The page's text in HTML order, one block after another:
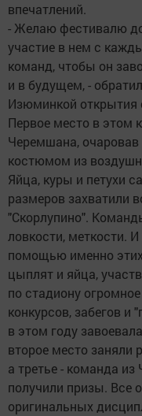
впечатлений.
- Желаю фестивалю
участие в нем с
команд, чтобы он
и в будущем, -
Изюминкой открытия
Первое место в этом
Черемшана,
костюмом из
Яйца, куры и петухи
размеров захватили
"Скорлупино".
ловкости, меткости.
помощью именно
цыплят и яйца,
по стадиону
конкурсов, забегов и
в этом году
второе место заняли
а третье - команда из
получили призы. Все
оригинальных